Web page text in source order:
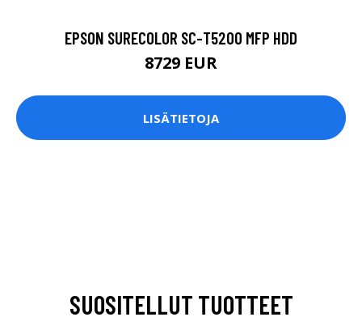
EPSON SURECOLOR SC-T5200 MFP HDD
8729 EUR
LISÄTIETOJA
SUOSITELLUT TUOTTEET